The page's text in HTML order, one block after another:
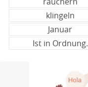
klingeln
Januar
Ist in Ordnung.